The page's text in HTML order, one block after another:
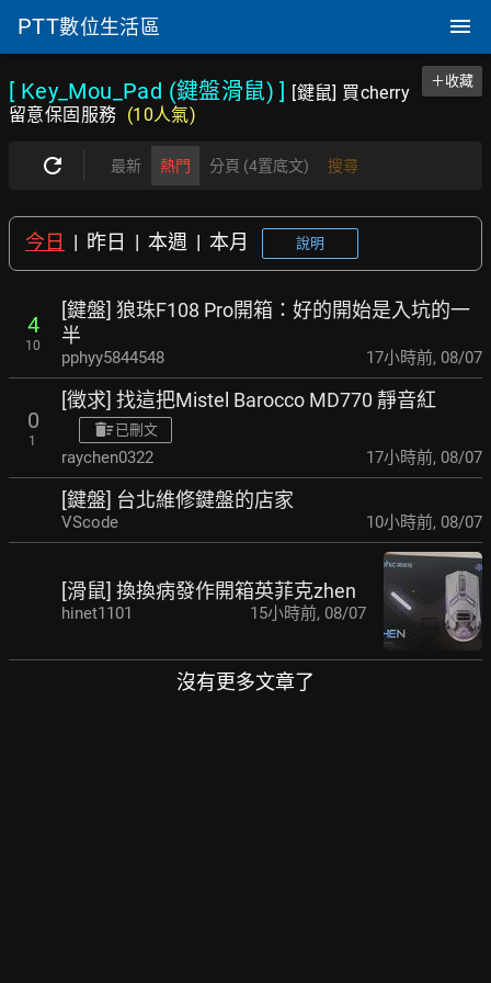
PTT數位生活區
[ Key_Mou_Pad (鍵盤滑鼠) ]
[鍵鼠] 買cherry
留意保固服務 (10人氣)
＋收藏
最新 熱門 分頁 (4置底文) 搜尋
今日 | 昨日 | 本週 | 本月 說明
4
10
[鍵盤] 狼珠F108 Pro開箱：好的開始是入坑的一
半
pphyy5844548 17小時前, 08/07
0
1
[徵求] 找這把Mistel Barocco MD770 靜音紅
已刪文
raychen0322 17小時前, 08/07
[鍵盤] 台北維修鍵盤的店家
VScode 10小時前, 08/07
[滑鼠] 換換病發作開箱英菲克zhen
hinet1101 15小時前, 08/07
沒有更多文章了